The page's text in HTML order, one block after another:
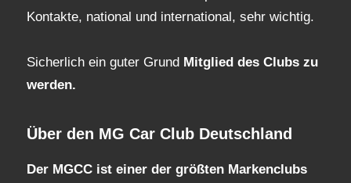
Kontakte, national und international, sehr wichtig.
Sicherlich ein guter Grund Mitglied des Clubs zu
werden.
Über den MG Car Club Deutschland
Der MGCC ist einer der größten Markenclubs